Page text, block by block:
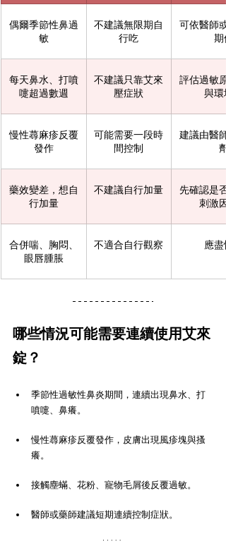
偶爾季節性鼻過
敏
不建議無限期自
行吃
可依醫師
期
每天鼻水、打噴
嚏超過數週
不建議只靠艾來
壓症狀
評估過敏
與環
慢性蕁麻疹反覆
發作
可能需要一段時
間控制
建議由醫
藥效變差，想自
行加量
不建議自行加量
先確認是
刺激
合併喘、胸悶、
眼唇腫脹
不適合自行觀察 應盡
哪些情況可能需要連續使用艾來
錠？
季節性過敏性鼻炎期間，連續出現鼻水、打
噴嚏、鼻癢。
慢性蕁麻疹反覆發作，皮膚出現風疹塊與搔
癢。
接觸塵蟎、花粉、寵物毛屑後反覆過敏。
醫師或藥師建議短期連續控制症狀。